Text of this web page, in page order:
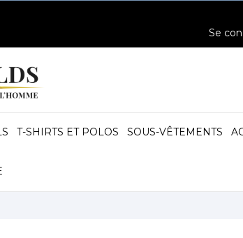
Se
T-SHIRTS ET POLOS SOUS-VÊTEMENTS